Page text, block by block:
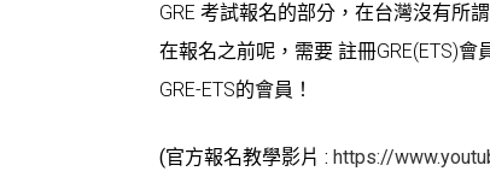
GRE 考試報名的部分，在台灣沒有所
在報名之前呢，需要 註冊GRE(ETS)
GRE-ETS的會員！
(官方報名教學影片 : https://